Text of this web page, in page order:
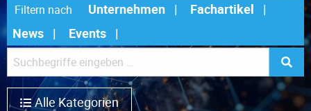
Filtern nach Unternehmen
Fachartikel
News
Events
Alle Kategorien